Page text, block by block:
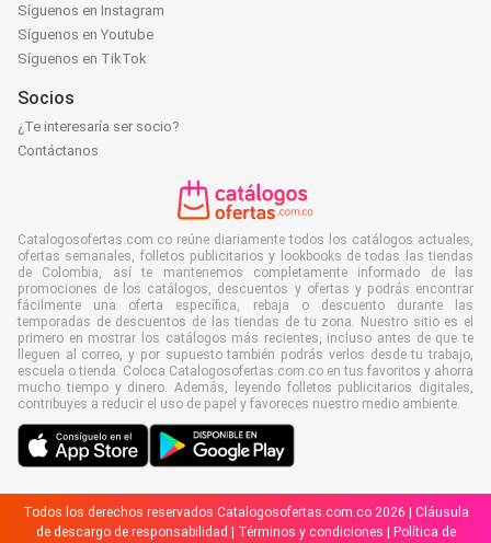
Síguenos en Instagram
Síguenos en Youtube
Síguenos en TikTok
Socios
¿Te interesaría ser socio?
Contáctanos
Catalogosofertas.com.co reúne diariamente todos los catálogos actuales,
ofertas semanales, folletos publicitarios y lookbooks de todas las tiendas
de Colombia, así te mantenemos completamente informado de las
promociones de los catálogos, descuentos y ofertas y podrás encontrar
fácilmente una oferta específica, rebaja o descuento durante las
temporadas de descuentos de las tiendas de tu zona. Nuestro sitio es el
primero en mostrar los catálogos más recientes, incluso antes de que te
lleguen al correo, y por supuesto también podrás verlos desde tu trabajo,
escuela o tienda. Coloca Catalogosofertas.com.co en tus favoritos y ahorra
mucho tiempo y dinero. Además, leyendo folletos publicitarios digitales,
contribuyes a reducir el uso de papel y favoreces nuestro medio ambiente.
Todos los derechos reservados Catalogosofertas.com.co 2026 | Cláusula
de descargo de responsabilidad
Términos y condiciones Política de